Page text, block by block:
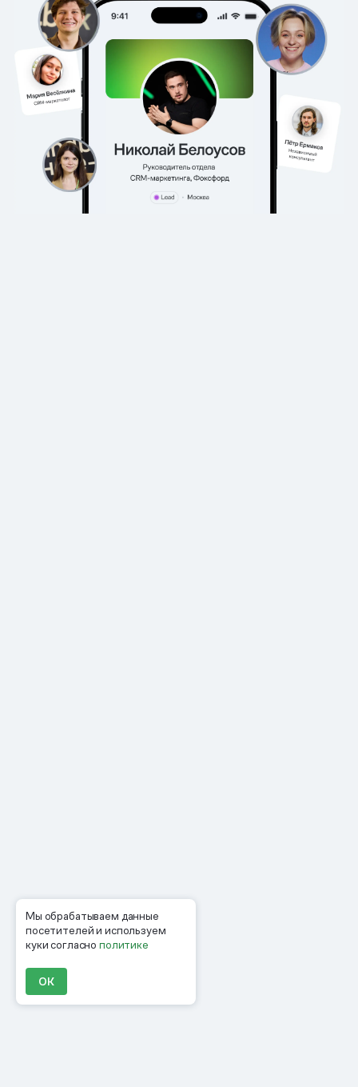
Мы обрабатываем данные
посетителей и используем
куки согласнополитике
ОК